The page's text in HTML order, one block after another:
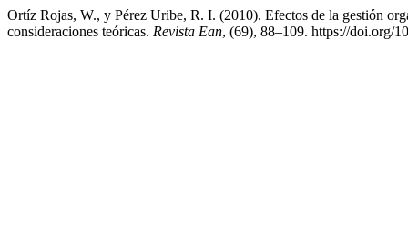
Ortíz Rojas, W., y Pérez Uribe, R. I. (2010). Efectos de la gestión
consideraciones teóricas. Revista Ean, (69), 88–109. https://doi.org/